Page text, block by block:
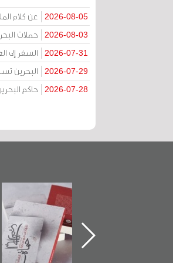
2026-08-05 عن كلام
2026-08-03 حملات
2026-07-31 السفر إلى
2026-07-29 البحرين
2026-07-28 حاكم
تصنيف موضوعي
للوثائق البريطانية
يقدمه «مركز أوال»
في سلسلة من 5
كتب